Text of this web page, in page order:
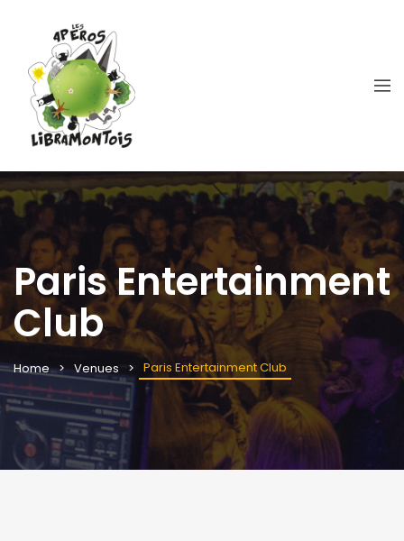
Paris Entertainment
Club
Home Venues Paris Entertainment Club